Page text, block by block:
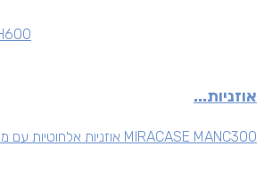
אוזניות...